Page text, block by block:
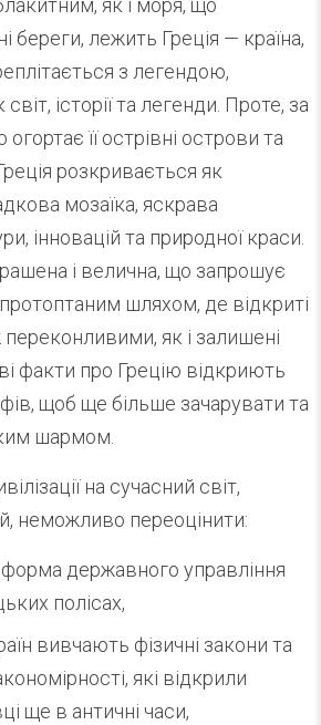
як і моря, що
береги, лежить Греція — країна,
з легендою,
історії та легенди. Проте, за
її острівні острови та
розкривається як
мозаїка, яскрава
інновацій та природної краси.
і велична, що запрошує
шляхом, де відкриті
як і залишені
факти про Грецію відкриють
щоб ще більше зачарувати та
шармом.
на сучасний світ,
неможливо переоцінити:
державного управління
полісах,
вивчають фізичні закони та
які відкрили
ще в античні часи,